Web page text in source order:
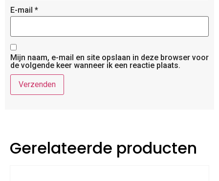
E-mail *
Mijn naam, e-mail en site opslaan in deze browser voor
de volgende keer wanneer ik een reactie plaats.
Gerelateerde producten